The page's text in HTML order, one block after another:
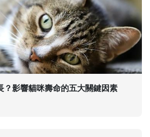
？影響貓咪壽命的五大關鍵因素